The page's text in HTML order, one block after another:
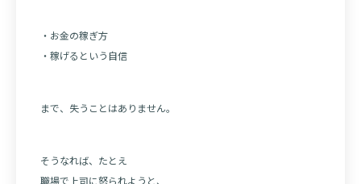
・お金の稼ぎ方
・稼げるという自信
まで、失うことはありません。
そうなれば、たとえ
職場で上司に怒られようと、